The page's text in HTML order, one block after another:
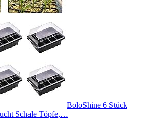
BoloShine 6 Stück
Schale Töpfe,…